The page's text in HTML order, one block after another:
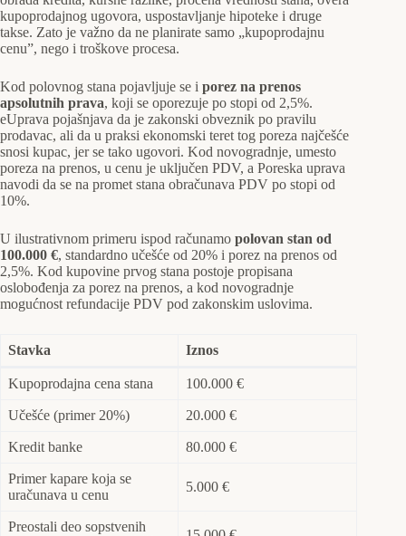
kupoprodajnog ugovora, uspostavljanje hipoteke i druge
takse. Zato je važno da ne planirate samo „kupoprodajnu
cenu”, nego i troškove procesa.
Kod polovnog stana pojavljuje se i porez na prenos
apsolutnih prava, koji se oporezuje po stopi od 2,5%.
eUprava pojašnjava da je zakonski obveznik po pravilu
prodavac, ali da u praksi ekonomski teret tog poreza najčešće
snosi kupac, jer se tako ugovori. Kod novogradnje, umesto
poreza na prenos, u cenu je uključen PDV, a Poreska uprava
navodi da se na promet stana obračunava PDV po stopi od
10%.
U ilustrativnom primeru ispod računamo polovan stan od
100.000 €, standardno učešće od 20% i porez na prenos od
2,5%. Kod kupovine prvog stana postoje propisana
oslobođenja za porez na prenos, a kod novogradnje
mogućnost refundacije PDV pod zakonskim uslovima.
Stavka Iznos
Kupoprodajna cena stana 100.000 €
Učešće (primer 20%) 20.000 €
Kredit banke 80.000 €
Primer kapare koja se
uračunava u cenu
5.000 €
Preostali deo sopstvenih